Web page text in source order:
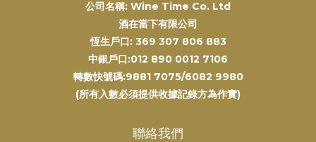
公司名稱: Wine Time Co. Ltd
酒在當下有限公司
恆生戶口: 369 307 806 883
中銀戶口:012 890 0012 7106
轉數快號碼:9881 7075/6082 9980
(所有入數必須提供收據記錄方為作實)
聯絡我們